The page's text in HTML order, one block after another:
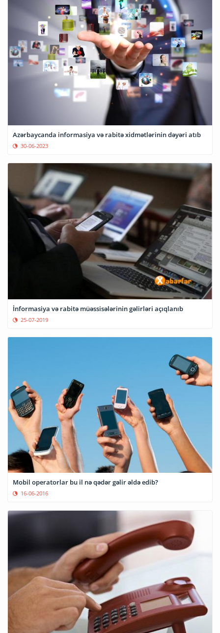
Azərbaycanda informasiya və rabitə xidmətlərinin dəyəri atıb
30-06-2023
İnformasiya və rabitə müəssisələrinin gəlirləri açıqlanıb
25-07-2019
Mobil operatorlar bu il nə qədər gəlir əldə edib?
16-06-2016